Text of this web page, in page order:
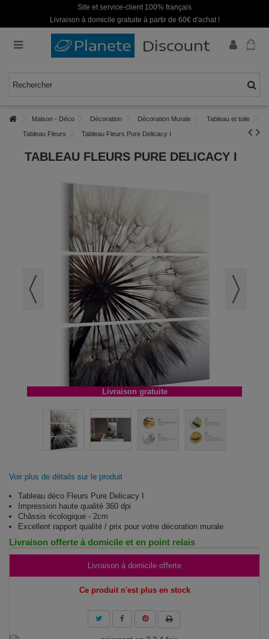
Site et service-client 100% français
Livraison à domicile gratuite à partir de 60€ d'achat !
Maison - Déco Décoration Décoration Murale Tableau et toile
Tableau Fleurs Tableau Fleurs Pure Delicacy I
TABLEAU FLEURS PURE DELICACY I
Livraison gratuite
Voir plus de détails sur le produit
Tableau déco Fleurs Pure Delicacy I
Impression haute qualité 360 dpi
Châssis écologique - 2cm
Excellent rapport qualité / prix pour votre décoration murale
Livraison offerte à domicile et en point relais
Livraison à domicile offerte
Ce produit n'est plus en stock